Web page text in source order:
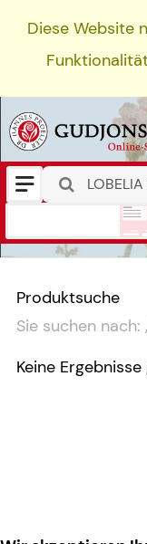
Diese Website
Produktsuche
Sie suchen nach:
Keine